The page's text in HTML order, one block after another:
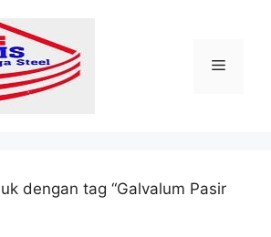
Menu
dengan tag “Galvalum Pasir